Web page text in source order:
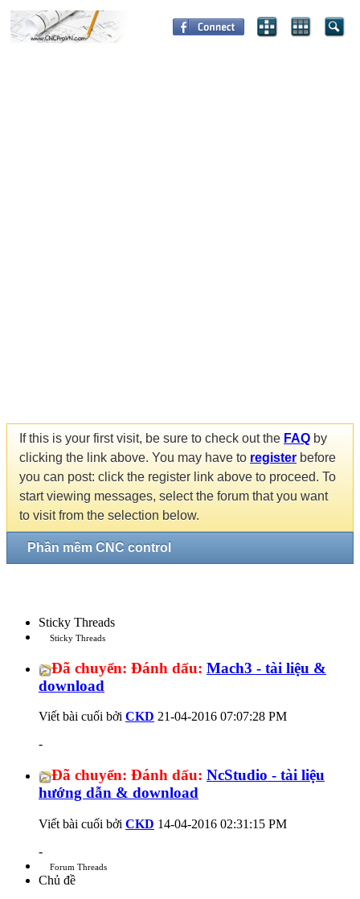
If this is your first visit, be sure to check out the FAQ by
clicking the link above. You may have to register before
you can post: click the register link above to proceed. To
start viewing messages, select the forum that you want
to visit from the selection below.
Phần mềm CNC control
Sticky Threads
Sticky Threads
Đã chuyển: Đánh dấu: Mach3 - tài liệu &
download
Viết bài cuối bởi CKD 21-04-2016 07:07:28 PM
-
Đã chuyển: Đánh dấu: NcStudio - tài liệu
hướng dẫn & download
Viết bài cuối bởi CKD 14-04-2016 02:31:15 PM
-
Forum Threads
Chủ đề